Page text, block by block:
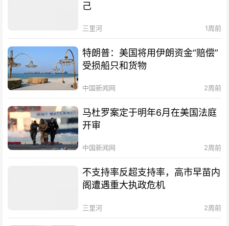
己
三里河 1周前
特朗普：美国将用伊朗资金“赔偿”
受损船只和货物
中国新闻网 2周前
马杜罗案定于明年6月在美国法庭
开审
中国新闻网 2周前
不支持率反超支持率，高市早苗内
阁遭遇重大执政危机
三里河 2周前